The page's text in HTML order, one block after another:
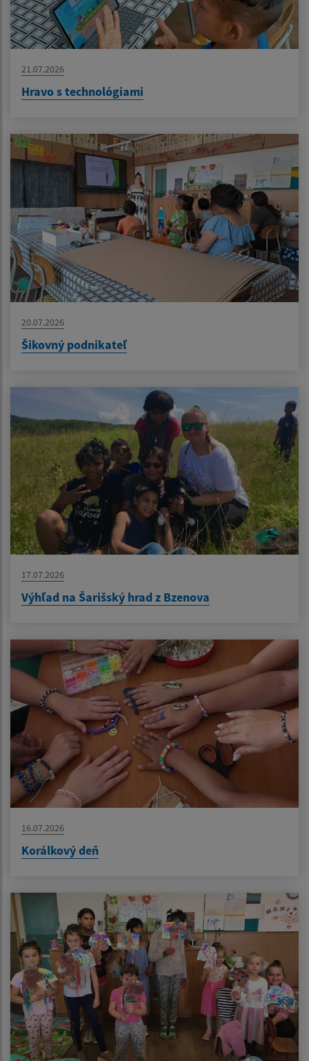
21.07.2026
Hravo s technológiami
20.07.2026
Šikovný podnikateľ
17.07.2026
Výhľad na Šarišský hrad z Bzenova
16.07.2026
Korálkový deň